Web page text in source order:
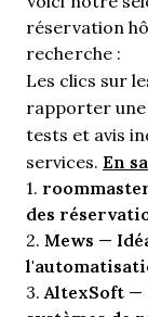
réservation
recherche :
Les clics sur
rapporter une
tests et avis
services. En
1.
des
2. Mews —
3. AltexSoft —